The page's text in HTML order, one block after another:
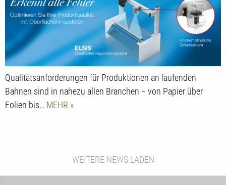
Qualitätsanforderungen für Produktionen an laufenden
Bahnen sind in nahezu allen Branchen − von Papier über
Folien bis… MEHR
WEITERE NEWS LADEN